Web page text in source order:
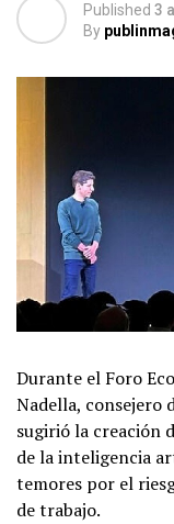
Published 3
By
Durante el Foro
Nadella, consejero
sugirió la creación
de la inteligencia
temores por el
de trabajo.